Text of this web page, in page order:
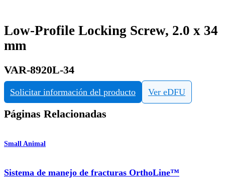
Low-Profile Locking Screw, 2.0 x 34
mm
VAR-8920L-34
Solicitar información del producto Ver eDFU
Páginas Relacionadas
Small Animal
Sistema de manejo de fracturas OrthoLine™